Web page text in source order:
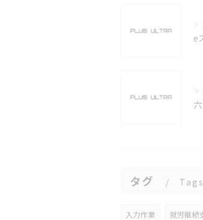
タグ Tags
入力作業 就労継続